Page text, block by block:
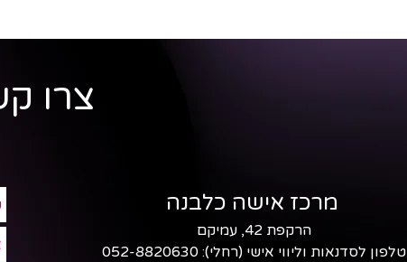
צרו
מרכז אישה כלבנה
הרקפת 42, עמיקם
טלפון לסדנאות וליווי אישי (רחלי): 052-8820630